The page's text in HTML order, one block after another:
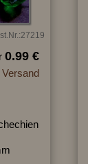
0.99 €
Versand